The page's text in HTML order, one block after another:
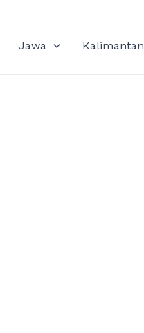
Jawa Kalimantan